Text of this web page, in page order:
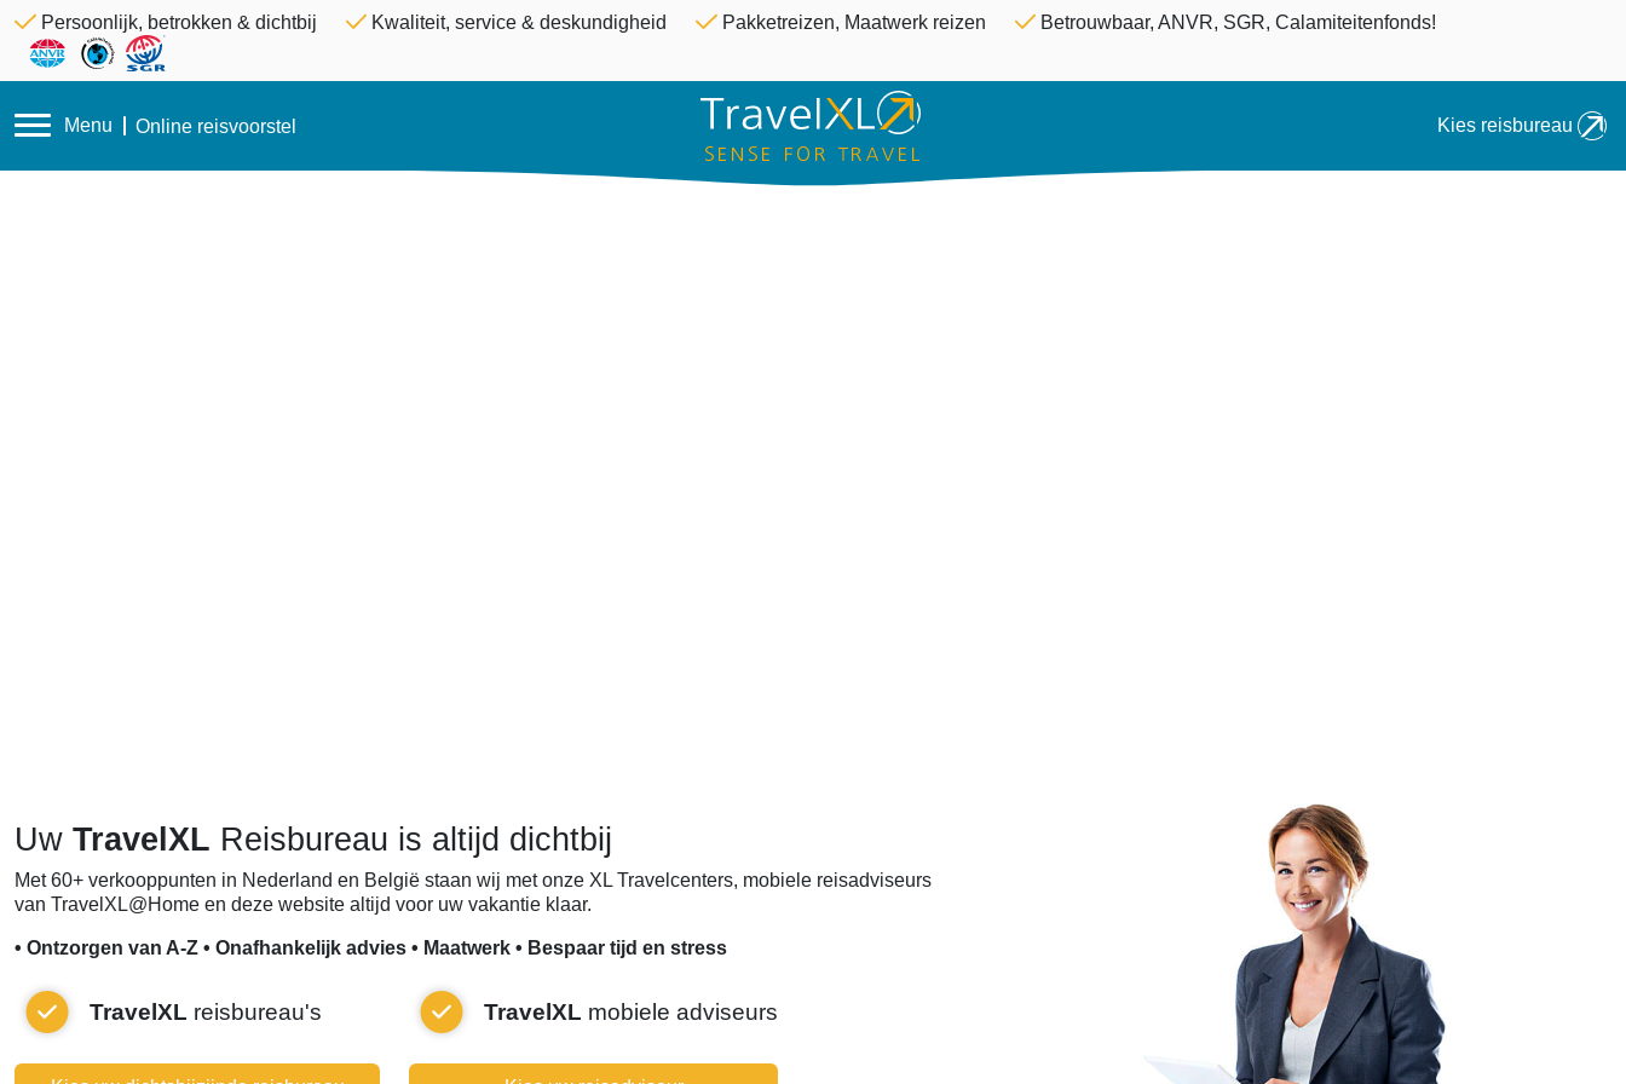
Overslaan en naar de inhoud gaan
Persoonlijk, betrokken & dichtbij Kwaliteit, service & deskundigheid Pakketreizen, Maatwerk reizen Betrouwbaar, ANVR, SGR, Calamiteitenfonds!
Menu Online reisvoorstel Kies reisbureau
Uw TravelXL Reisbureau is altijd dichtbij
Met 60+ verkooppunten in Nederland en België staan wij met onze XL Travelcenters, mobiele reisadviseurs
van TravelXL@Home en deze website altijd voor uw vakantie klaar.
• Ontzorgen van A-Z • Onafhankelijk advies • Maatwerk • Bespaar tijd en stress
TravelXL reisbureau's TravelXL mobiele adviseurs